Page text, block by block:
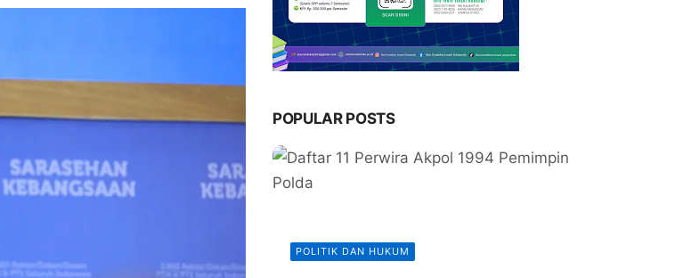
POPULAR POSTS
POLITIK DAN HUKUM